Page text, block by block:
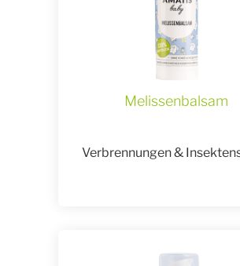
Melissenbalsam
Verbrennungen &